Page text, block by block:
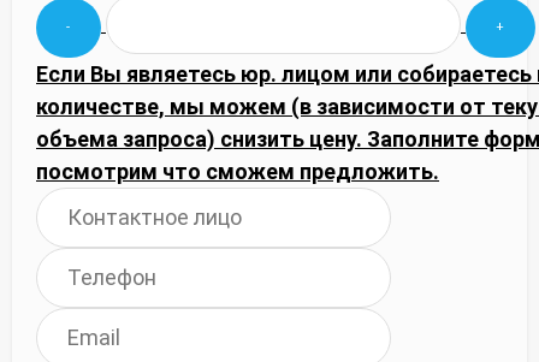
Если Вы являетесь юр. лицом или
количестве, мы можем (в зависимости от
объема запроса) снизить цену. Заполните
посмотрим что сможем предложить.